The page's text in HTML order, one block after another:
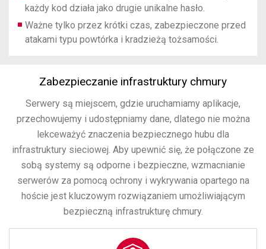
każdy kod działa jako drugie unikalne hasło.
Ważne tylko przez krótki czas, zabezpieczone przed
atakami typu powtórka i kradzieżą tożsamości.
Zabezpieczanie infrastruktury chmury
Serwery są miejscem, gdzie uruchamiamy aplikacje,
przechowujemy i udostępniamy dane, dlatego nie można
lekceważyć znaczenia bezpiecznego hubu dla
infrastruktury sieciowej. Aby upewnić się, że połączone ze
sobą systemy są odporne i bezpieczne, wzmacnianie
serwerów za pomocą ochrony i wykrywania opartego na
hoście jest kluczowym rozwiązaniem umożliwiającym
bezpieczną infrastrukturę chmury.